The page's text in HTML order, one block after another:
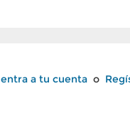
entra a tu cuenta o